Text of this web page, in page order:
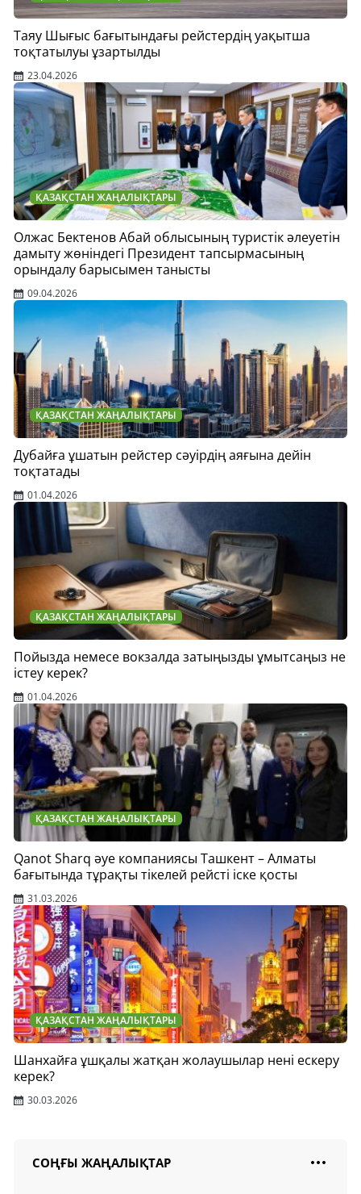
Таяу Шығыс бағытындағы рейстердің уақытша
тоқтатылуы ұзартылды
23.04.2026
ҚАЗАҚСТАН ЖАҢАЛЫҚТАРЫ
Олжас Бектенов Абай облысының туристік әлеуетін
дамыту жөніндегі Президент тапсырмасының
орындалу барысымен танысты
09.04.2026
ҚАЗАҚСТАН ЖАҢАЛЫҚТАРЫ
Дубайға ұшатын рейстер сәуірдің аяғына дейін
тоқтатады
01.04.2026
ҚАЗАҚСТАН ЖАҢАЛЫҚТАРЫ
Пойызда немесе вокзалда затыңызды ұмытсаңыз не
істеу керек?
01.04.2026
ҚАЗАҚСТАН ЖАҢАЛЫҚТАРЫ
Qanot Sharq әуе компаниясы Ташкент – Алматы
бағытында тұрақты тікелей рейсті іске қосты
31.03.2026
ҚАЗАҚСТАН ЖАҢАЛЫҚТАРЫ
Шанхайға ұшқалы жатқан жолаушылар нені ескеру
керек?
30.03.2026
СОҢҒЫ ЖАҢАЛЫҚТАР